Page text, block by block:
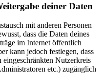
deiner Daten
mit anderen Personen
dass die Daten deines
im Internet öffentlich
kann jedoch festlegen, dass
Nutzerkreis
etc.) zugänglich